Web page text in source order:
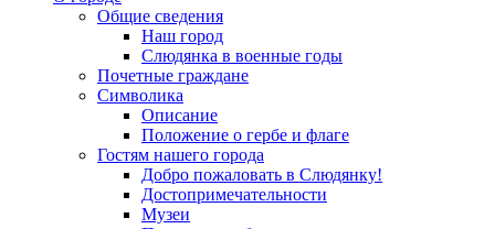
Общие сведения
Наш город
Слюдянка в военные годы
Почетные граждане
Символика
Описание
Положение о гербе и флаге
Гостям нашего города
Добро пожаловать в Слюдянку!
Достопримечательности
Музеи